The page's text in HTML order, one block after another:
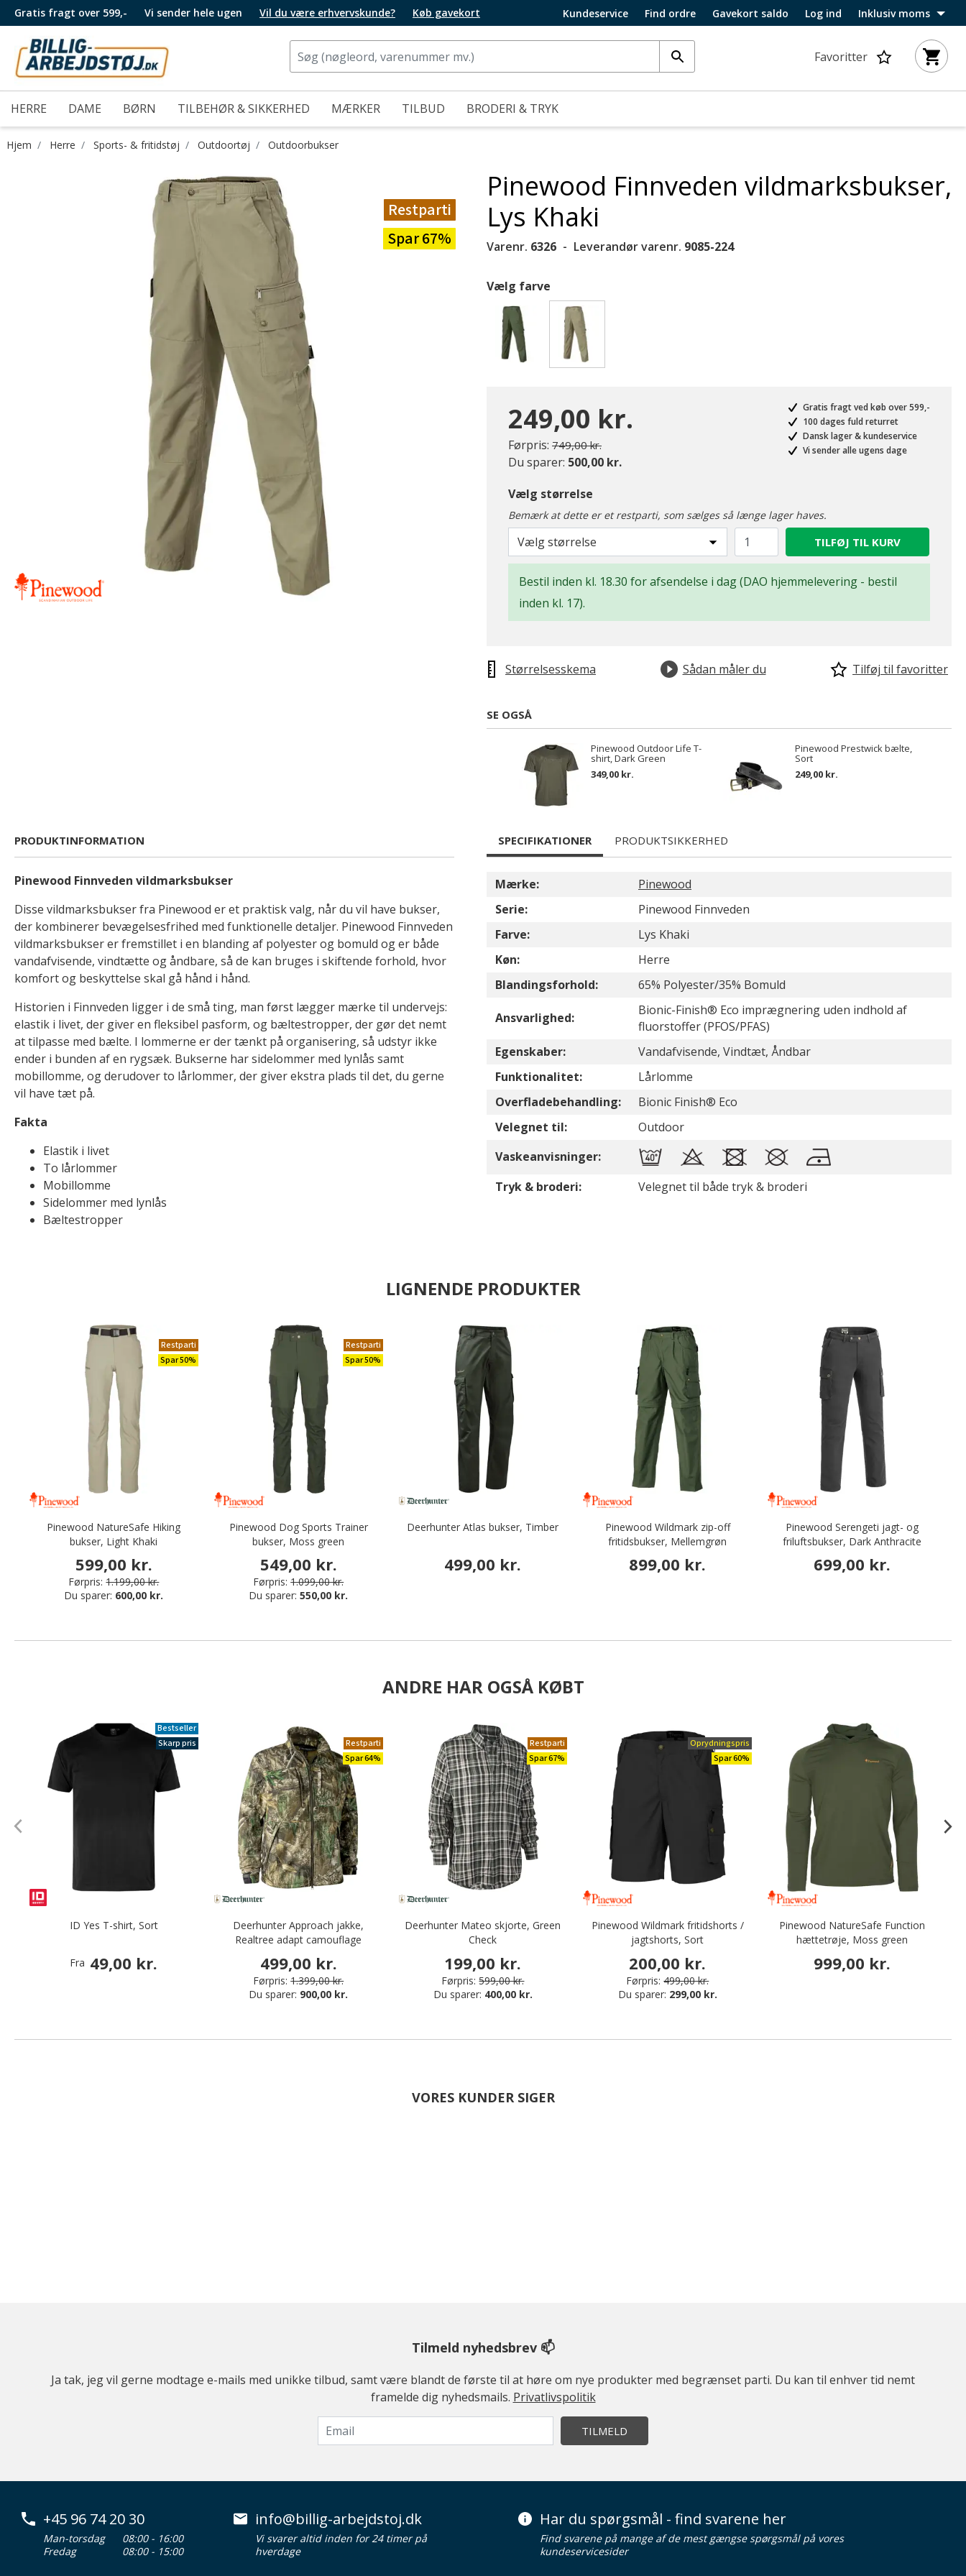
Gratis fragt over 599,- Vi sender hele ugen Vil du være erhvervskunde? Køb gavekort Kundeservice Find ordre Gavekort saldo Log ind Inklusiv moms
Favoritter
HERRE DAME BØRN TILBEHØR & SIKKERHED MÆRKER TILBUD BRODERI & TRYK
Hjem Herre Sports- & fritidstøj Outdoortøj Outdoorbukser
Restparti
Spar 67%
Pinewood Finnveden vildmarksbukser,
Lys Khaki
Varenr. 6326 Leverandør varenr. 9085-224
Vælg farve
249,00 kr.
Førpris: Pris nedsat fra
749,00 kr.til
Du sparer: 500,00 kr.
Gratis fragt ved køb over 599,-
100 dages fuld returret
Dansk lager & kundeservice
Vi sender alle ugens dage
Vælg størrelse
Bemærk at dette er et restparti, som sælges så længe lager haves.
Vælg størrelse TILFØJ TIL KURV
Bestil inden kl. 18.30 for afsendelse i dag (DAO hjemmelevering - bestil
inden kl. 17).
Størrelsesskema Sådan måler du Tilføj til favoritter
SE OGSÅ
Pinewood Outdoor Life T-
shirt, Dark Green
349,00 kr.
Pinewood Prestwick bælte,
Sort
249,00 kr.
PRODUKTINFORMATION
Pinewood Finnveden vildmarksbukser
Disse vildmarksbukser fra Pinewood er et praktisk valg, når du vil have bukser,
der kombinerer bevægelsesfrihed med funktionelle detaljer. Pinewood Finnveden
vildmarksbukser er fremstillet i en blanding af polyester og bomuld og er både
vandafvisende, vindtætte og åndbare, så de kan bruges i skiftende forhold, hvor
komfort og beskyttelse skal gå hånd i hånd.
Historien i Finnveden ligger i de små ting, man først lægger mærke til undervejs:
elastik i livet, der giver en fleksibel pasform, og bæltestropper, der gør det nemt
at tilpasse med bælte. I lommerne er der tænkt på organisering, så udstyr ikke
ender i bunden af en rygsæk. Bukserne har sidelommer med lynlås samt
mobillomme, og derudover to lårlommer, der giver ekstra plads til det, du gerne
vil have tæt på.
Fakta
Elastik i livet
To lårlommer
Mobillomme
Sidelommer med lynlås
Bæltestropper
SPECIFIKATIONER PRODUKTSIKKERHED
Mærke:
Pinewood
Serie:
Pinewood Finnveden
Farve:
Lys Khaki
Køn:
Herre
Blandingsforhold:
65% Polyester/35% Bomuld
Ansvarlighed:
Bionic-Finish® Eco imprægnering uden indhold af
fluorstoffer (PFOS/PFAS)
Egenskaber:
Vandafvisende, Vindtæt, Åndbar
Funktionalitet:
Lårlomme
Overfladebehandling:
Bionic Finish® Eco
Velegnet til:
Outdoor
Vaskeanvisninger:
Tryk & broderi:
Velegnet til både tryk & broderi
LIGNENDE PRODUKTER
Restparti
Spar 50%
Pinewood NatureSafe Hiking
bukser, Light Khaki
599,00 kr.
Førpris: 1.199,00 kr.
Du sparer: 600,00 kr.
Restparti
Spar 50%
Pinewood Dog Sports Trainer
bukser, Moss green
549,00 kr.
Førpris: 1.099,00 kr.
Du sparer:550,00 kr.
Deerhunter Atlas bukser, Timber
499,00 kr.
Pinewood Wildmark zip-off
fritidsbukser, Mellemgrøn
899,00 kr.
Pinewood Serengeti jagt- og
friluftsbukser, Dark Anthracite
699,00 kr.
ANDRE HAR OGSÅ KØBT
Bestseller
Skarp pris
ID Yes T-shirt, Sort
Fra 49,00 kr.
Restparti
Spar 64%
Deerhunter Approach jakke,
Realtree adapt camouflage
499,00 kr.
Førpris: 1.399,00 kr.
Du sparer: 900,00 kr.
Restparti
Spar 67%
Deerhunter Mateo skjorte, Green
Check
199,00 kr.
Førpris: 599,00 kr.
Du sparer: 400,00 kr.
Oprydningspris
Spar 60%
Pinewood Wildmark fritidshorts /
jagtshorts, Sort
200,00 kr.
Førpris: 499,00 kr.
Du sparer: 299,00 kr.
Pinewood NatureSafe Function
hættetrøje, Moss green
999,00 kr.
VORES KUNDER SIGER
Tilmeld nyhedsbrev 📫
Ja tak, jeg vil gerne modtage e-mails med unikke tilbud, samt være blandt de første til at høre om nye produkter med begrænset parti. Du kan til enhver tid nemt
framelde dig nyhedsmails. Privatlivspolitik
TILMELD
+45 96 74 20 30
Man-torsdag
08:00 - 16:00
Fredag
08:00 - 15:00
info@billig-arbejdstoj.dk
Vi svarer altid inden for 24 timer på
hverdage
Har du spørgsmål - find svarene her
Find svarene på mange af de mest gængse spørgsmål på vores
kundeservicesider